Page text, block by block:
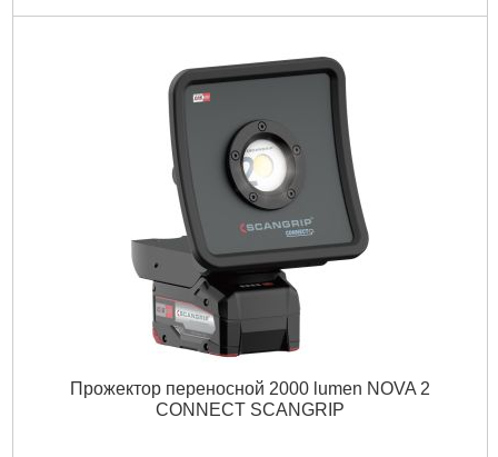
Код товара: 27.37.69
Подробнее...
Прожектор переносной 2000 lumen NOVA 2
CONNECT SCANGRIP